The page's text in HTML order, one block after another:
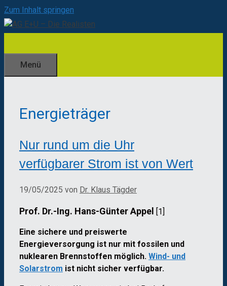
Zum Inhalt springen
Menü
Energieträger
Nur rund um die Uhr
verfügbarer Strom ist von Wert
19/05/2025 von Dr. Klaus Tägder
Prof. Dr.-Ing. Hans-Günter Appel [1]
Eine sichere und preiswerte
Energieversorgung ist nur mit fossilen und
nuklearen Brennstoffen möglich. Wind- und
Solarstrom ist nicht sicher verfügbar.